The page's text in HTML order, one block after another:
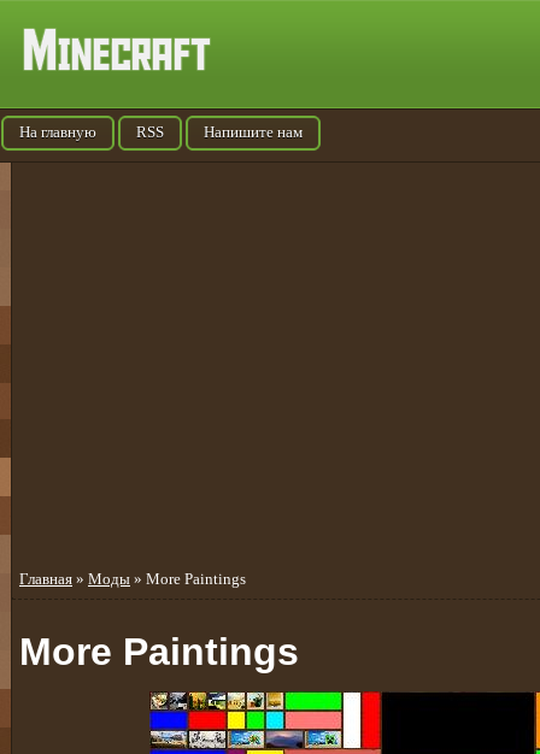
На главную RSS Напишите нам
Главная » Моды » More Paintings
More Paintings